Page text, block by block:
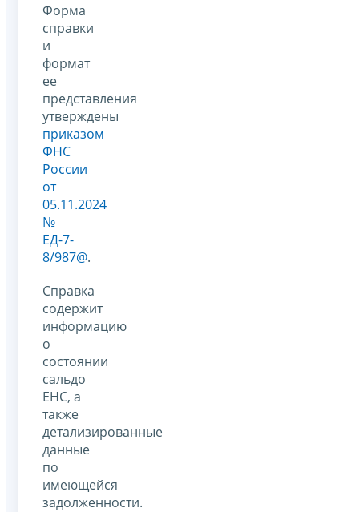
Форма
справки
и
формат
ее
представления
утверждены
приказом
ФНС
России
от
05.11.2024
№
ЕД-7-
8/987@.
Справка
содержит
информацию
о
состоянии
сальдо
ЕНС, а
также
детализированные
данные
по
имеющейся
задолженности.